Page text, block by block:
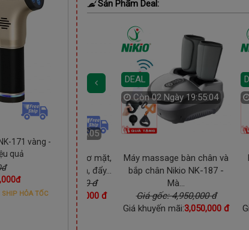
171 vàng -
quả
SHIP HỎA TỐC
Sản Phẩm Deal:
DEAL
01 Ngày 19:55:03
Máy massage nâng cơ mặt,
đẩy mụn cám, bụi bẩn, đẩy...
Giá gốc: 1,090,000 đ
Giá khuyến mãi:
790,000 đ
DEAL
Còn02 Ngày 19:55:02
Máy massage bàn chân và
bắp chân Nikio NK-187 -
Mà...
Giá gốc: 4,950,000 đ
Giá khuyến mãi:3,050,000 đ